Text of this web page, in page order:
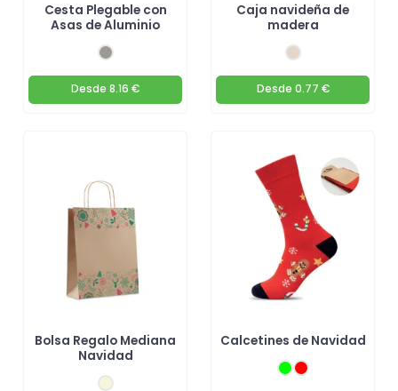
Cesta Plegable con
Asas de Aluminio
Desde 8.16 €
Caja navideña de
madera
Desde 0.77 €
Bolsa Regalo Mediana
Navidad
Calcetines de Navidad